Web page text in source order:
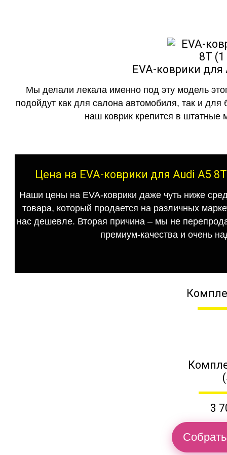
EVA-коврики
Мы делали лекала именно под эту модель
подойдут как для салона автомобиля, так и для
наш коврик крепится в штатные
Цена на EVA-коврики для Audi A5
Наши цены на EVA-коврики даже чуть ниже
товара, который продается на различных
нас дешевле. Вторая причина – мы не
премиум-качества и очень
3